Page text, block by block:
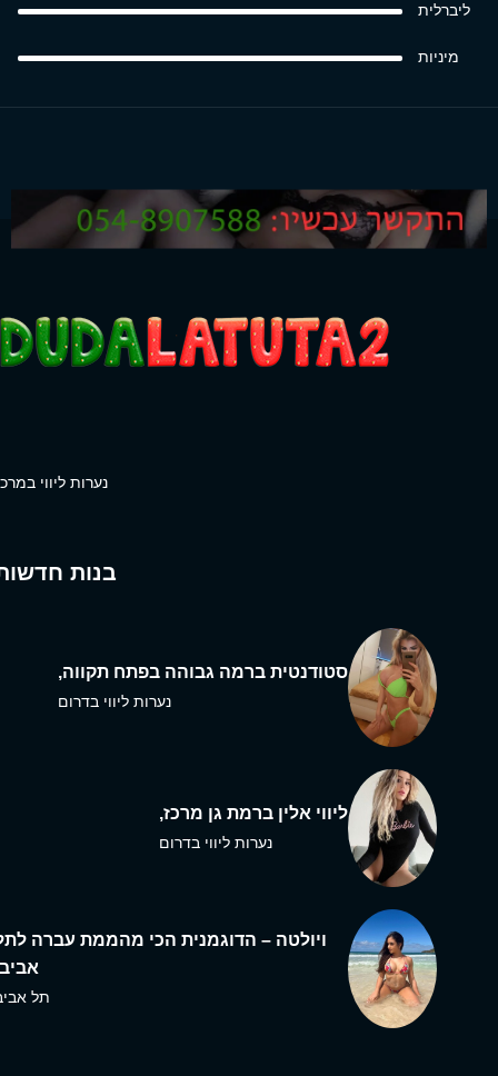
ליברלית
מיניות
נערות ליווי
בנות
סטודנטית ברמה גבוהה בפתח תקווה,
נערות ליווי בדרום
ליווי אלין ברמת גן מרכז,
נערות ליווי בדרום
ויולטה – הדוגמנית הכי מהממת עברה
תל